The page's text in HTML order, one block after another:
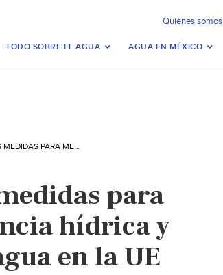
Quiénes somos
TODO SOBRE EL AGUA AGUA EN MÉXICO
MUNDO – NUEVAS MEDIDAS PARA MEJORAR LA RESILIENCIA HÍDRICA Y LA SEGURIDAD DEL AGUA EN LA UE (RETEMA)
para
hídrica y
en la UE